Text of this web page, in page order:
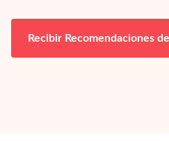
Recibir Recomendaciones